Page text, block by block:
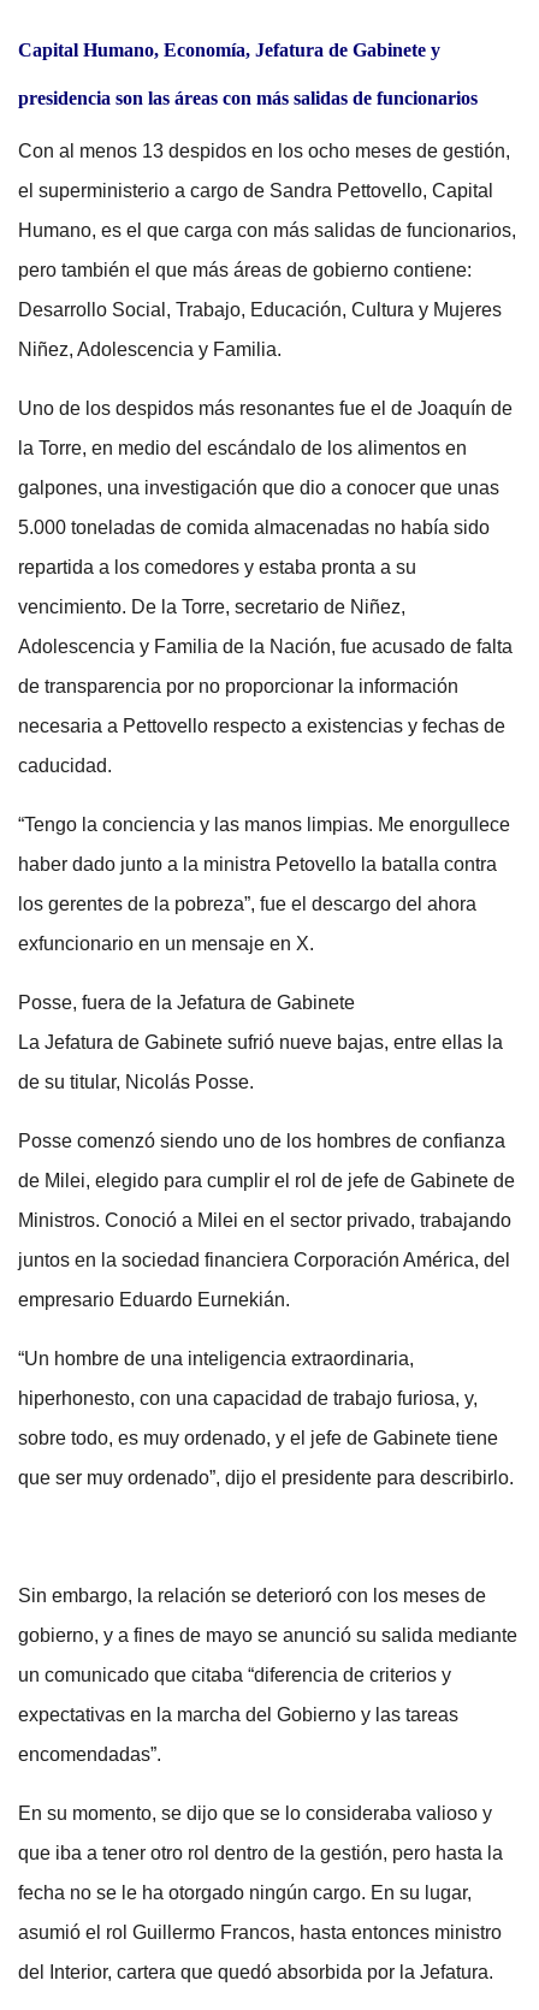
Capital Humano, Economía, Jefatura de Gabinete y
presidencia son las áreas con más salidas de funcionarios
Con al menos 13 despidos en los ocho meses de gestión,
el superministerio a cargo de Sandra Pettovello, Capital
Humano, es el que carga con más salidas de funcionarios,
pero también el que más áreas de gobierno contiene:
Desarrollo Social, Trabajo, Educación, Cultura y Mujeres
Niñez, Adolescencia y Familia.
Uno de los despidos más resonantes fue el de Joaquín de
la Torre, en medio del escándalo de los alimentos en
galpones, una investigación que dio a conocer que unas
5.000 toneladas de comida almacenadas no había sido
repartida a los comedores y estaba pronta a su
vencimiento. De la Torre, secretario de Niñez,
Adolescencia y Familia de la Nación, fue acusado de falta
de transparencia por no proporcionar la información
necesaria a Pettovello respecto a existencias y fechas de
caducidad.
“Tengo la conciencia y las manos limpias. Me enorgullece
haber dado junto a la ministra Petovello la batalla contra
los gerentes de la pobreza”, fue el descargo del ahora
exfuncionario en un mensaje en X.
Posse, fuera de la Jefatura de Gabinete
La Jefatura de Gabinete sufrió nueve bajas, entre ellas la
de su titular, Nicolás Posse.
Posse comenzó siendo uno de los hombres de confianza
de Milei, elegido para cumplir el rol de jefe de Gabinete de
Ministros. Conoció a Milei en el sector privado, trabajando
juntos en la sociedad financiera Corporación América, del
empresario Eduardo Eurnekián.
“Un hombre de una inteligencia extraordinaria,
hiperhonesto, con una capacidad de trabajo furiosa, y,
sobre todo, es muy ordenado, y el jefe de Gabinete tiene
que ser muy ordenado”, dijo el presidente para describirlo.
Sin embargo, la relación se deterioró con los meses de
gobierno, y a fines de mayo se anunció su salida mediante
un comunicado que citaba “diferencia de criterios y
expectativas en la marcha del Gobierno y las tareas
encomendadas”.
En su momento, se dijo que se lo consideraba valioso y
que iba a tener otro rol dentro de la gestión, pero hasta la
fecha no se le ha otorgado ningún cargo. En su lugar,
asumió el rol Guillermo Francos, hasta entonces ministro
del Interior, cartera que quedó absorbida por la Jefatura.